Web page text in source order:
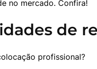
no mercado. Confira!
de
profissional?